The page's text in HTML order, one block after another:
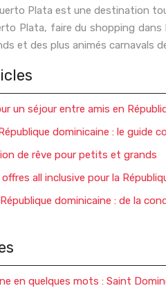
Plata est une destination
Plata, faire du shopping
et des plus animés carnavals de
un séjour entre amis en
dominicaine : le guide
de rêve pour petits et grands
all inclusive pour la
dominicaine : de la
en quelques mots : Saint